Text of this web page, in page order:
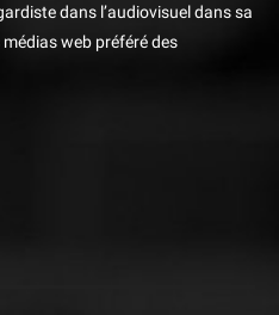
dans l’audiovisuel dans sa
médias web préféré des